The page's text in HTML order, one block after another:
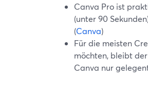
Canva Pro ist
(unter 90
(Canva)
Für die meisten
möchten, bleibt
Canva nur